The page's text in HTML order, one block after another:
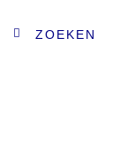
ZOEKEN